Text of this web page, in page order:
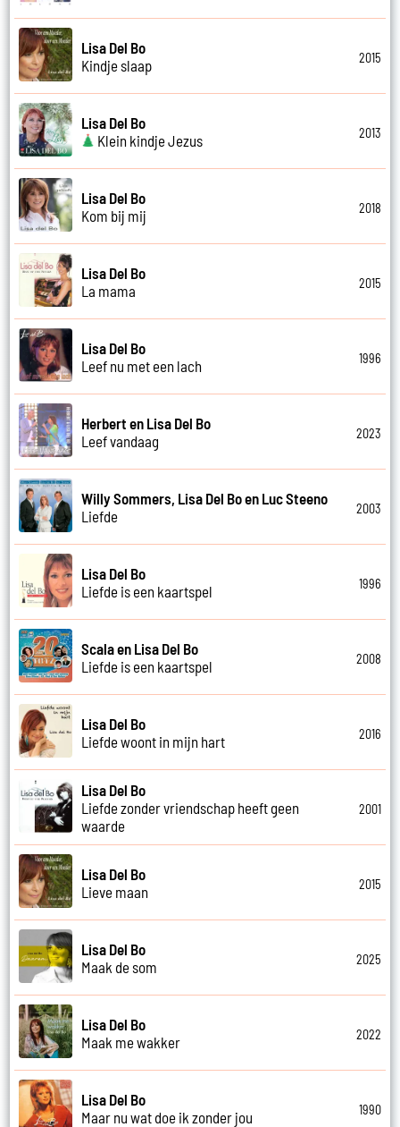
Lisa Del Bo
Kindje slaap
2015
Lisa Del Bo
Klein kindje Jezus
2013
Lisa Del Bo
Kom bij mij
2018
Lisa Del Bo
La mama
2015
Lisa Del Bo
Leef nu met een lach
1996
Herbert en Lisa Del Bo
Leef vandaag
2023
Willy Sommers, Lisa Del Bo en Luc Steeno
Liefde
2003
Lisa Del Bo
Liefde is een kaartspel
1996
Scala en Lisa Del Bo
Liefde is een kaartspel
2008
Lisa Del Bo
Liefde woont in mijn hart
2016
Lisa Del Bo
Liefde zonder vriendschap heeft geen
waarde
2001
Lisa Del Bo
Lieve maan
2015
Lisa Del Bo
Maak de som
2025
Lisa Del Bo
Maak me wakker
2022
Lisa Del Bo
Maar nu wat doe ik zonder jou
1990